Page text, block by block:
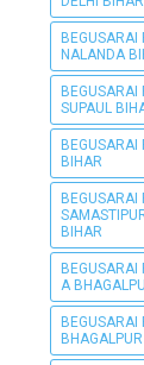
BEGUSARAI
NALANDA
BEGUSARAI
SUPAUL
BEGUSARAI
BIHAR
BEGUSARAI
BIHAR
BEGUSARAI
A
BEGUSARAI